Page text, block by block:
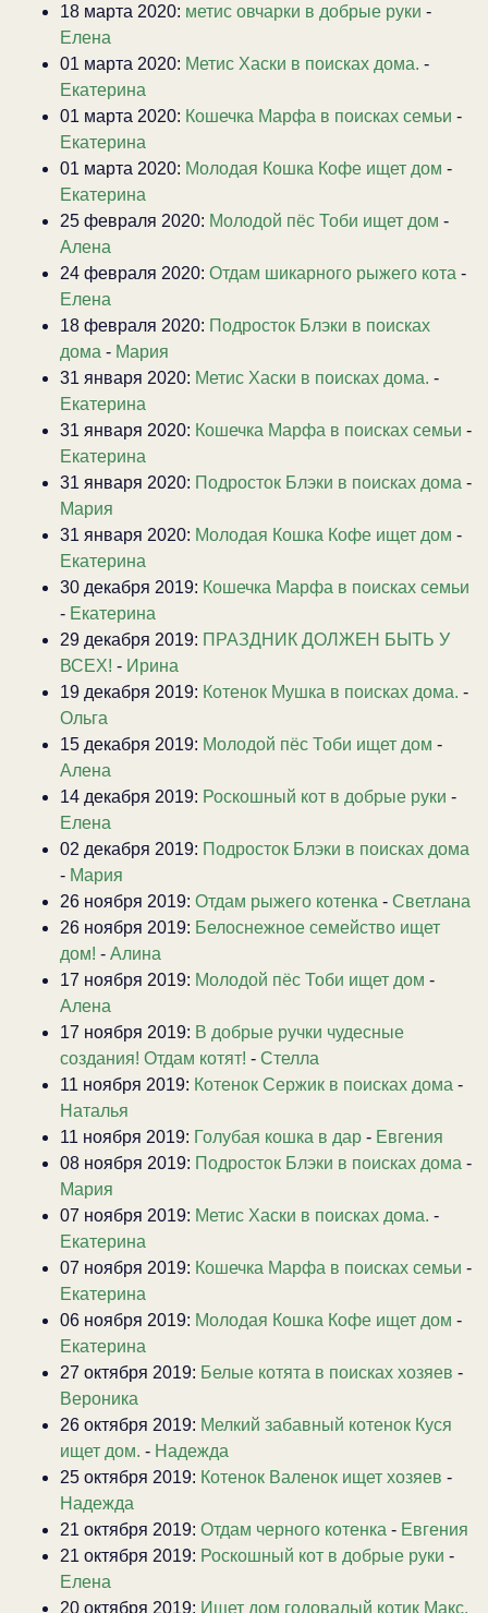
18 марта 2020: метис овчарки в добрые руки -
Елена
01 марта 2020: Метис Хаски в поисках дома. -
Екатерина
01 марта 2020: Кошечка Марфа в поисках семьи -
Екатерина
01 марта 2020: Молодая Кошка Кофе ищет дом -
Екатерина
25 февраля 2020: Молодой пёс Тоби ищет дом -
Алена
24 февраля 2020: Отдам шикарного рыжего кота -
Елена
18 февраля 2020: Подросток Блэки в поисках
дома - Мария
31 января 2020: Метис Хаски в поисках дома. -
Екатерина
31 января 2020: Кошечка Марфа в поисках семьи -
Екатерина
31 января 2020: Подросток Блэки в поисках дома -
Мария
31 января 2020: Молодая Кошка Кофе ищет дом -
Екатерина
30 декабря 2019: Кошечка Марфа в поисках семьи
- Екатерина
29 декабря 2019: ПРАЗДНИК ДОЛЖЕН БЫТЬ У
ВСЕХ! - Ирина
19 декабря 2019: Котенок Мушка в поисках дома. -
Ольга
15 декабря 2019: Молодой пёс Тоби ищет дом -
Алена
14 декабря 2019: Роскошный кот в добрые руки -
Елена
02 декабря 2019: Подросток Блэки в поисках дома
- Мария
26 ноября 2019: Отдам рыжего котенка - Светлана
26 ноября 2019: Белоснежное семейство ищет
дом! - Алина
17 ноября 2019: Молодой пёс Тоби ищет дом -
Алена
17 ноября 2019: В добрые ручки чудесные
создания! Отдам котят! - Стелла
11 ноября 2019: Котенок Сержик в поисках дома -
Наталья
11 ноября 2019: Голубая кошка в дар - Евгения
08 ноября 2019: Подросток Блэки в поисках дома -
Мария
07 ноября 2019: Метис Хаски в поисках дома. -
Екатерина
07 ноября 2019: Кошечка Марфа в поисках семьи -
Екатерина
06 ноября 2019: Молодая Кошка Кофе ищет дом -
Екатерина
27 октября 2019: Белые котята в поисках хозяев -
Вероника
26 октября 2019: Мелкий забавный котенок Куся
ищет дом. - Надежда
25 октября 2019: Котенок Валенок ищет хозяев -
Надежда
21 октября 2019: Отдам черного котенка - Евгения
21 октября 2019: Роскошный кот в добрые руки -
Елена
20 октября 2019: Ищет дом годовалый котик Макс.